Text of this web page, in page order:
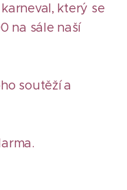
který se
na sále naší
soutěží a